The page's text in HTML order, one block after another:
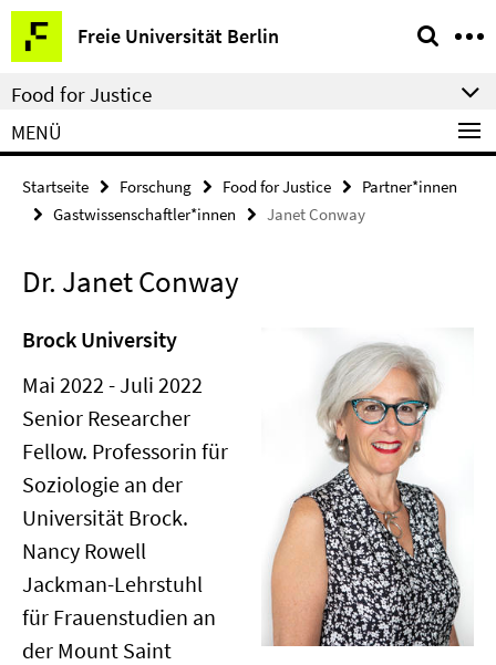
Springe
direkt
zu
Inhalt
Freie Universität Berlin
Service-
Navigation
Food for Justice
MENÜ
Startseite Forschung Food for Justice
Partner*innen
Gastwissenschaftler*innen
Janet Conway
Dr. Janet Conway
Brock University
Mai 2022 - Juli 2022
Senior Researcher
Fellow. Professorin für
Soziologie an der
Universität Brock.
Nancy Rowell
Jackman-Lehrstuhl
für Frauenstudien an
der Mount Saint